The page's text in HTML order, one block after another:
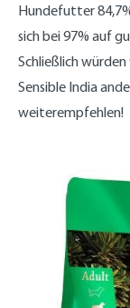
Hundefutter
sich bei 97% auf
Schließlich
Sensible India
weiterempfehlen!